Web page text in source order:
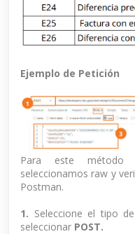
Ejemplo de Petición
Para este método
seleccionamos raw y
Postman.
1. Seleccione el tipo
seleccionar POST.